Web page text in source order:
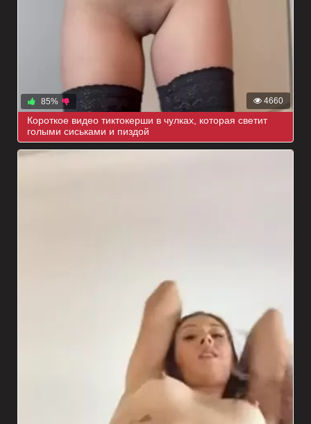
4660
85%
Короткое видео тиктокерши в чулках, которая светит
голыми сиськами и пиздой